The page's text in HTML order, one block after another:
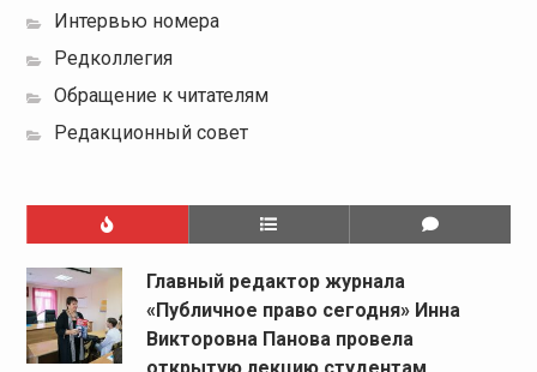
Интервью номера
Редколлегия
Обращение к читателям
Редакционный совет
Главный редактор журнала
«Публичное право сегодня» Инна
Викторовна Панова провела